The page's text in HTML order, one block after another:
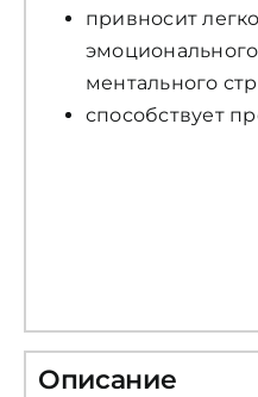
привносит
ментального
способствует
Описание